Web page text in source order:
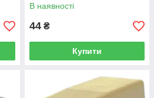
В наявності
44 ₴
Купити